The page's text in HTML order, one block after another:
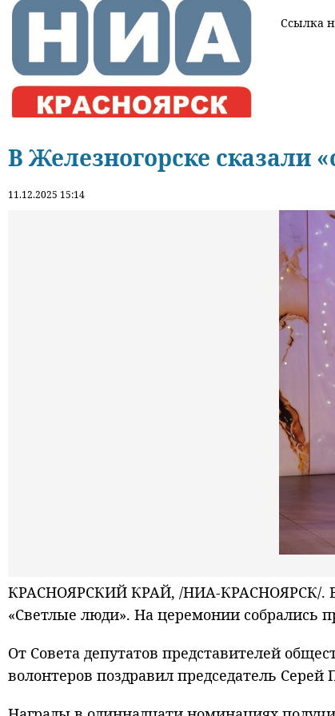
Ссылка
В Железногорске сказали
11.12.2025 15:14
КРАСНОЯРСКИЙ КРАЙ, /НИА-КРАСНОЯРСК/. В
«Светлые люди». На церемонии собрались
От Совета депутатов представителей
волонтеров поздравил председатель Серей